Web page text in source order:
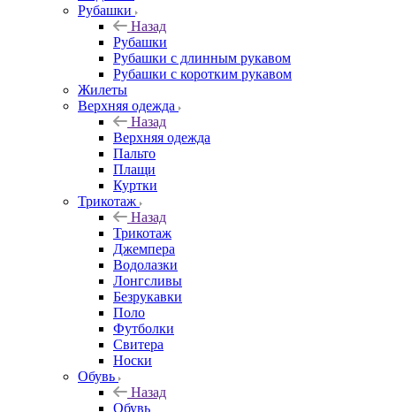
Рубашки
Назад
Рубашки
Рубашки с длинным рукавом
Рубашки с коротким рукавом
Жилеты
Верхняя одежда
Назад
Верхняя одежда
Пальто
Плащи
Куртки
Трикотаж
Назад
Трикотаж
Джемпера
Водолазки
Лонгсливы
Безрукавки
Поло
Футболки
Свитера
Носки
Обувь
Назад
Обувь